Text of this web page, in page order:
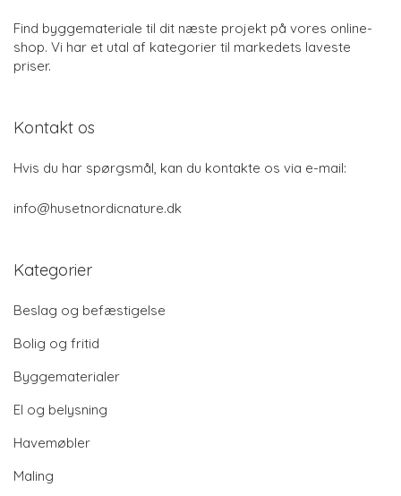
Find byggemateriale til dit næste projekt på vores online-
shop. Vi har et utal af kategorier til markedets laveste
priser.
Kontakt os
Hvis du har spørgsmål, kan du kontakte os via e-mail:
info@husetnordicnature.dk
Kategorier
Beslag og befæstigelse
Bolig og fritid
Byggematerialer
El og belysning
Havemøbler
Maling